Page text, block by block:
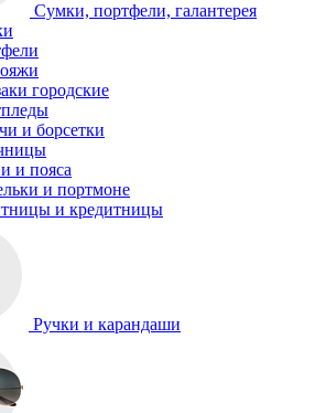
Сумки, портфели, галантерея
городские
и борсетки
и пояса
и портмоне
и кредитницы
Ручки и карандаши